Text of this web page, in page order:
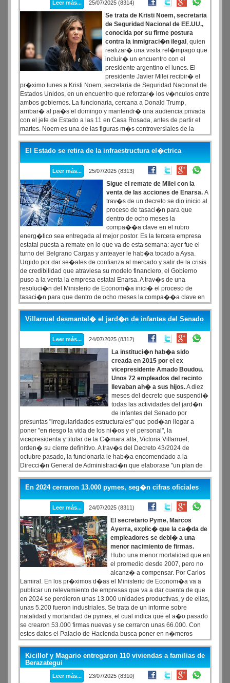
Leer más... 25/07/2025 (8314)
Se trata de Kristi Noem, secretaria
de Seguridad Nacional de EE.UU.,
conocida por su firme postura
contra la inmigraci�n ilegal , quien
realizar� una visita rel�mpago que
incluir� un encuentro con el
presidente argentino el lunes. El
presidente Javier Milei recibir� el
pr�ximo lunes a Kristi Noem, secretaria de Seguridad Nacional de
Estados Unidos, en un encuentro que reforzar� los v�nculos entre
ambos gobiernos. La funcionaria, cercana a Donald Trump,
arribar� al pa�s el domingo y mantendr� una audiencia privada
con el jefe de Estado a las 11 en Casa Rosada, antes de partir el
martes. Noem es una de las figuras m�s controversiales de la
administraci�n republicana debido a su enfoque restrictivo en
materia migratoria. Antes de asumir su cargo actual en enero de
este a�o, fue gobernadora de Dakota del Sur y congresista, donde
consolid� una reputaci�n como defensora de pol�ticas de
seguridad fronteriza y persecuci�n a los inmigrantes.
El Estado se retira de la infraestructura el�ctrica
Leer más... 25/07/2025 (8313)
Sigue el remate de Milei con la
venta de las acciones de Enarsa. A
trav�s de un decreto se dio inicio al
proceso de tasaci�n para que
dentro de ocho meses la
compa��a clave en el rubro
energ�tico sea entregada al mejor postor. Es la tercera empresa
estatal puesta a remate en lo que va de esta semana: ayer fue el
turno del Belgrano Cargas y anteayer le hab�a tocado a Aysa.
Urgido por dar se�ales de confianza al mercado y salir de la crisis
de credibilidad que atraviesa su modelo financiero, el Gobierno
puso a la venta la empresa estatal Enarsa. A trav�s de una
resoluci�n del Ministerio de Econom�a inici� el proceso de
tasaci�n para que dentro de ocho meses la compa��a clave en
el rubro energ�tico pierda sus acciones propias y quede servida al
mejor postor. Se trata de la tercera empresa del Estado que la Casa
Rosada pone a remate en lo que va de esta semana.
Villarruel desmantel� el jard�n de infantes del Senado
Leer más... 24/07/2025 (8312)
La instituci�n hab�a sido
creada en 2015 por el ex
vicepresidente Amado Boudou.
Unos 72 empleados del recinto
llevaban ah� a sus hijos.A diez
meses del decreto que suspendi�
todas las actividades del jard�n
de infantes del Senado por
presuntas "irregularidades estructurales" que pod�an llegar a
poner "en riesgo la vida de los ni�os y el personal", la
vicepresidenta y titular de la C�mara alta, Victoria Villarruel,
orden� su cierre definitivo. A trav�s del Decreto 43/2024 de
octubre pasado, la funcionaria le hab�a encomendado a la
Direcci�n General de Administraci�n que elaborase "un plan de
acci�n para la subsanaci�n de las observaciones edilicias" de la
guarder�a, se�aladas por la Direcci�n de Obras y
Mantenimiento.
En 2024 cerraron 13.000 pymes, seg�n cifras oficiales
Leer más... 24/07/2025 (8311)
El secretario Pyme, Marcos
Ayerra, explic� que la ca�da de
empleadores se debi� a una
menor nacimiento de firmas.
Hubo una menor mortalidad que en
el promedio desde 2007, pero no
alcanz� a compensar. Por Carlos
Lamiral. En los pr�ximos d�as el Ministerio de Econom�a va a
publicar un relevamiento de empresas que va a dar cuenta de que
en 2024 se perdieron unas 13.000 unidades productivas, y de ellas,
unas 5.200 fueron industriales. Se trata de un informe sobre
natalidad y mortandad de pymes, el cual indica que el a�o pasado
se crearon 53.000 firmas nuevas y se cerraron unas 66.000. Con
estos datos el Palacio de Hacienda busca poner en n�meros
concretos esta realidad, ante la aparici�n de diferentes trabajos de
analistas realizados en base a datos del Sistema Integrado
Previsional Argentina (SIPA) o de la superintendencia de Riesgos
del Trabajo (SRT).
Kicillof y Magario entregaron 110 viviendas a familias de
Berazategui
Leer más... 23/07/2025 (8310)